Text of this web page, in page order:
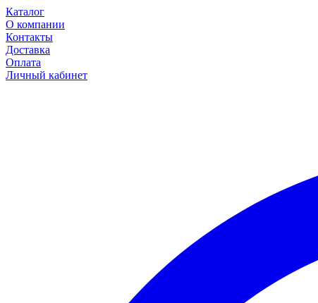
Каталог
О компании
Контакты
Доставка
Оплата
Личный кабинет